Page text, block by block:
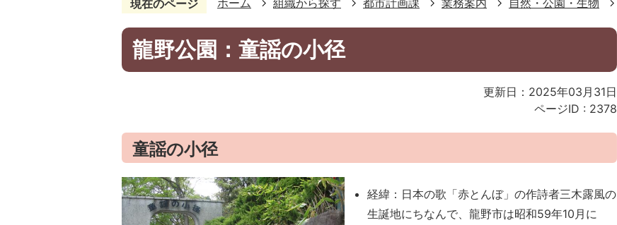
現在のページ ホーム 組織から探す 都市計画課 業務案内 自然・公園・生物
龍野公園：童謡の小径
更新日：2025年03月31日
ページID : 2378
童謡の小径
経緯：日本の歌「赤とんぼ」の作詩者三木露風の
生誕地にちなんで、龍野市は昭和59年10月に